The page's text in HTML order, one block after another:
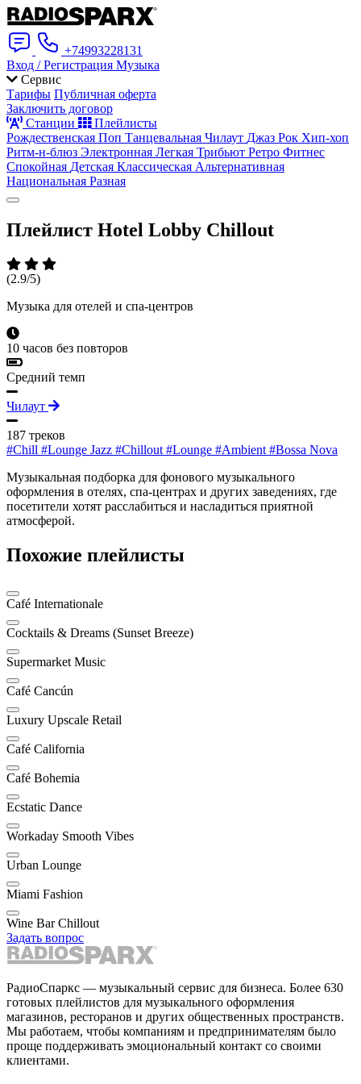
+74993228131
Вход / Регистрация Музыка
Сервис
Тарифы Публичная оферта
Заключить договор
Станции
Плейлисты
Рождественская Поп Танцевальная Чилаут Джаз Рок Хип-хоп
Ритм-н-блюз Электронная Легкая Трибьют Ретро Фитнес
Спокойная Детская Классическая Альтернативная
Национальная Разная
Плейлист Hotel Lobby Chillout
(2.9/5)
Музыка для отелей и спа-центров
10 часов без повторов
Средний темп
Чилаут
187 треков
#Chill #Lounge Jazz #Chillout #Lounge #Ambient #Bossa Nova
Музыкальная подборка для фонового музыкального
оформления в отелях, спа-центрах и других заведениях, где
посетители хотят расслабиться и насладиться приятной
атмосферой.
Похожие плейлисты
Café Internationale
Cocktails & Dreams (Sunset Breeze)
Supermarket Music
Café Cancún
Luxury Upscale Retail
Café California
Café Bohemia
Ecstatic Dance
Workaday Smooth Vibes
Urban Lounge
Miami Fashion
Wine Bar Chillout
Задать вопрос
РадиоСпаркс — музыкальный сервис для бизнеса. Более 630
готовых плейлистов для музыкального оформления
магазинов, ресторанов и других общественных пространств.
Мы работаем, чтобы компаниям и предпринимателям было
проще поддерживать эмоциональный контакт со своими
клиентами.